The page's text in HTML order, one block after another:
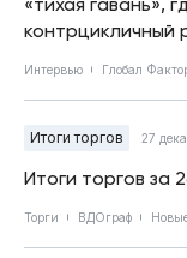
контрцикличный
Интервью Глобал
Итоги торгов 27
Итоги торгов за
Торги ВДОграф